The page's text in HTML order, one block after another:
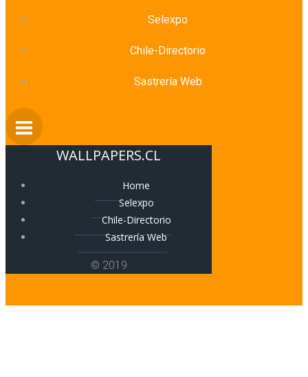
Selexpo
Chile-Directorio
Sastrería Web
WALLPAPERS.CL
Home
Selexpo
Chile-Directorio
Sastrería Web
© 2019